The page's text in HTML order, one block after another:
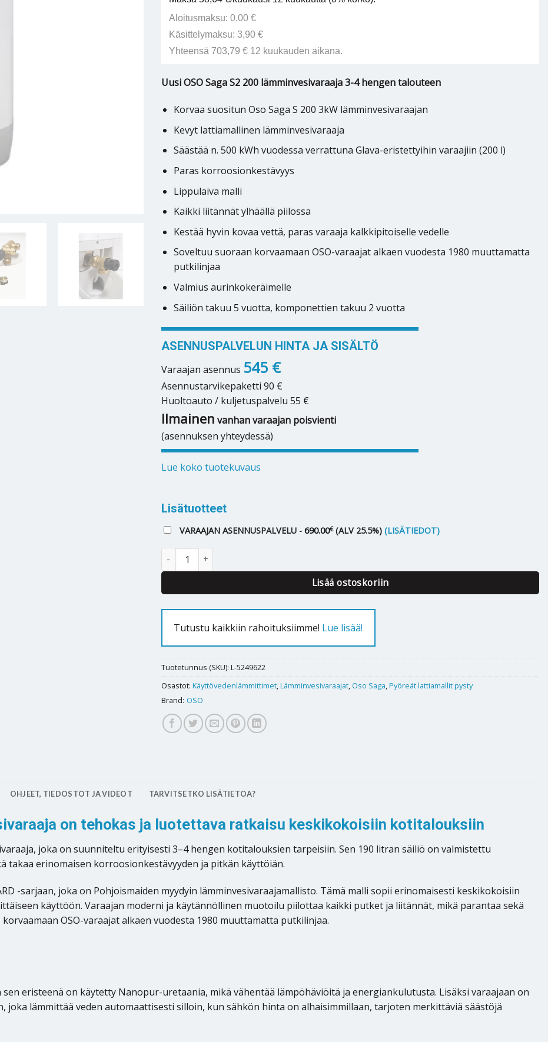
Aloitusmaksu: 0,00 €
Käsittelymaksu: 3,90 €
Yhteensä 703,79 € 12 kuukauden aikana.
Uusi OSO Saga S2 200 lämminvesivaraaja 3-4 hengen talouteen
Korvaa suositun Oso Saga S 200 3kW lämminvesivaraajan
Kevyt lattiamallinen lämminvesivaraaja
Säästää n. 500 kWh vuodessa verrattuna Glava-eristettyihin varaajiin (200 l)
Paras korroosionkestävyys
Lippulaiva malli
Kaikki liitännät ylhäällä piilossa
Kestää hyvin kovaa vettä, paras varaaja kalkkipitoiselle vedelle
Soveltuu suoraan korvaamaan OSO-varaajat alkaen vuodesta 1980 muuttamatta
putkilinjaa
Valmius aurinkokeräimelle
Säiliön takuu 5 vuotta, komponettien takuu 2 vuotta
ASENNUSPALVELUN HINTA JA SISÄLTÖ
Varaajan asennus 545 €
Asennustarvikepaketti 90 €
Huoltoauto / kuljetuspalvelu 55 €
Ilmainen vanhan varaajan poisvienti
(asennuksen yhteydessä)
Lue koko tuotekuvaus
Lisätuotteet
VARAAJAN ASENNUSPALVELU - 690.00€ (ALV 25.5%) (LISÄTIEDOT)
Lämminvesivaraaja OSO SAGA S2-200 - 2.8 kW määrä
Lisää ostoskoriin
Tutustu kaikkiin rahoituksiimme! Lue lisää!
Tuotetunnus (SKU): L-5249622
Osastot: Käyttövedenlämmittimet,Lämminvesivaraajat, Oso Saga,Pyöreät lattiamallit pysty
Brand: OSO
OHJEET, TIEDOSTOT JA VIDEOT TARVITSETKO LISÄTIETOA?
on tehokas ja luotettava ratkaisu keskikokoisiin kotitalouksiin
joka on suunniteltu erityisesti 3–4 hengen kotitalouksien tarpeisiin. Sen 190 litran säiliö on valmistettu
takaa erinomaisen korroosionkestävyyden ja pitkän käyttöiän.
-sarjaan, joka on Pohjoismaiden myydyin lämminvesivaraajamallisto. Tämä malli sopii erinomaisesti keskikokoisiin
käyttöön. Varaajan moderni ja käytännöllinen muotoilu piilottaa kaikki putket ja liitännät, mikä parantaa sekä
OSO-varaajat alkaen vuodesta 1980 muuttamatta putkilinjaa.
sen eristeenä on käytetty Nanopur-uretaania, mikä vähentää lämpöhäviöitä ja energiankulutusta. Lisäksi varaajaan on
joka lämmittää veden automaattisesti silloin, kun sähkön hinta on alhaisimmillaan, tarjoten merkittäviä säästöjä